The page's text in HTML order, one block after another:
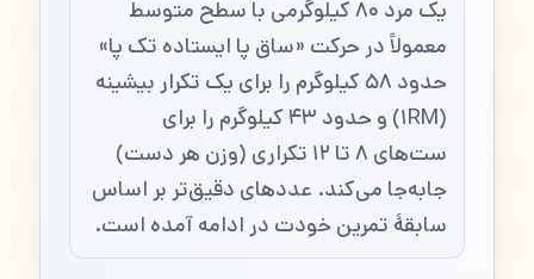
یک مرد ۸۰ کیلوگرمی با سطح متوسط
معمولاً در حرکت «ساق پا ایستاده تک پا»
حدود ۵۸ کیلوگرم را برای یک تکرار بیشینه
(۱RM) و حدود ۴۳ کیلوگرم را برای
ست‌های ۸ تا ۱۲ تکراری (وزن هر دست)
جابه‌جا می‌کند. عددهای دقیق‌تر بر اساس
سابقهٔ تمرین خودت در ادامه آمده است.